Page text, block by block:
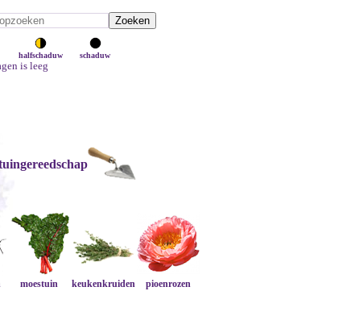
halfschaduw schaduw
is leeg
moestuin keukenkruiden pioenrozen